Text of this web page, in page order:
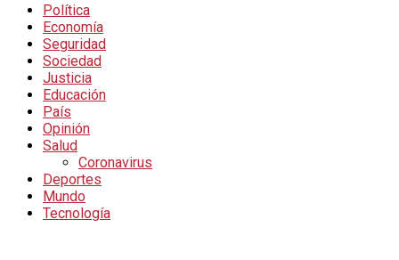
Política
Economía
Seguridad
Sociedad
Justicia
Educación
País
Opinión
Salud
Coronavirus
Deportes
Mundo
Tecnología